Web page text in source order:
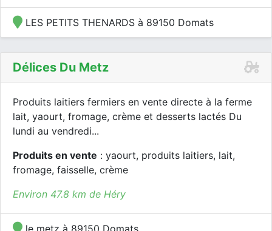
LES PETITS THENARDS à 89150 Domats
Délices Du Metz
Produits laitiers fermiers en vente directe à la ferme
lait, yaourt, fromage, crème et desserts lactés Du
lundi au vendredi...
Produits en vente : yaourt, produits laitiers, lait,
fromage, faisselle, crème
Environ 47.8 km de Héry
le metz à 89150 Domats